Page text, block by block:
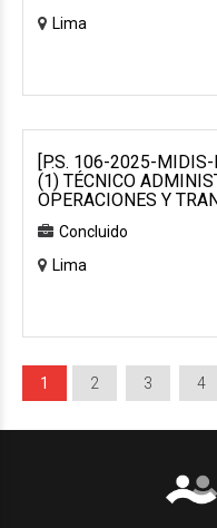
Lima
[P.S. 106-2025-
(1) TÉCNICO
OPERACIONES Y
Concluido
Lima
1 2 3 4